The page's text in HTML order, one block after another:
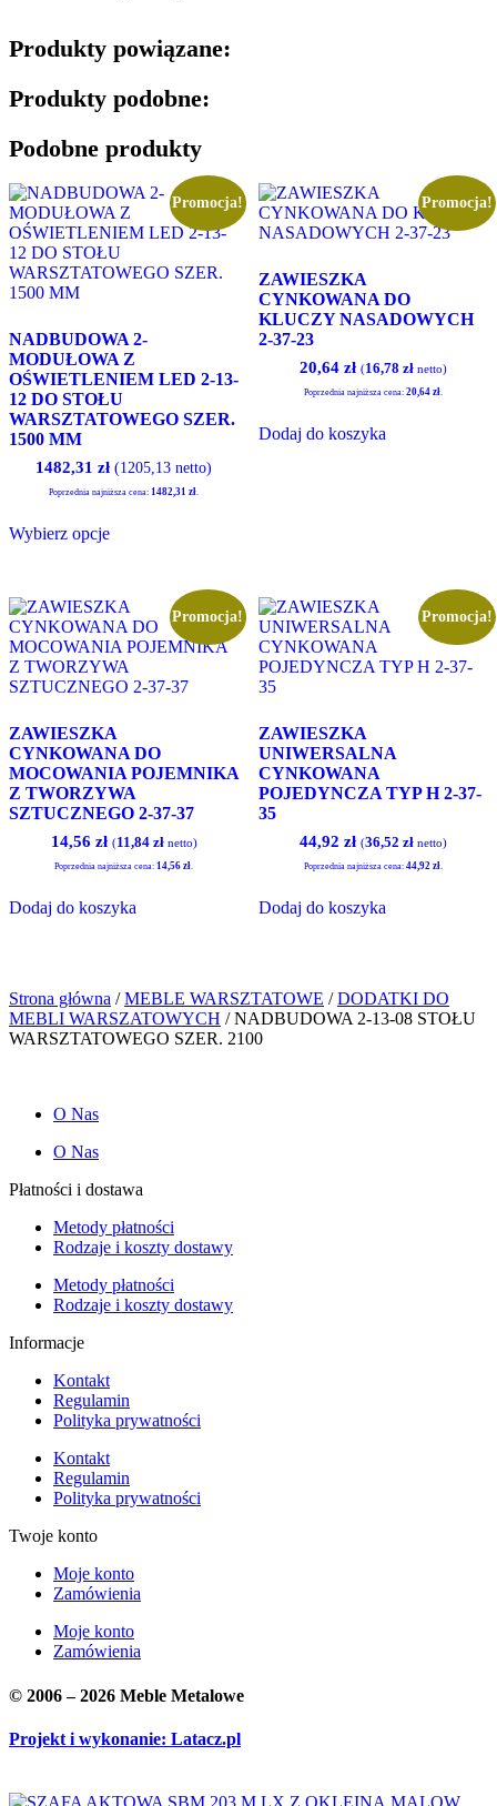
Produkty powiązane:
Produkty podobne:
Podobne produkty
Promocja!
NADBUDOWA 2-
MODUŁOWA Z
OŚWIETLENIEM LED 2-13-
12 DO STOŁU
WARSZTATOWEGO SZER.
1500 MM
1482,31zł (1205,13 netto)
Poprzednia najniższa cena:1482,31zł.
Wybierz opcjeprodukt
wariantów.
Opcje
można
wybrać
na
stronie
Promocja!
ZAWIESZKA
CYNKOWANA DO
KLUCZY NASADOWYCH
2-37-23
Pierwotna
wynosiła:
20,64 złAktualna
wynosi:
(16,78 złnetto)
Poprzednia najniższa cena: 20,64 zł.
Dodaj do koszyka
Promocja!
ZAWIESZKA
CYNKOWANA DO
MOCOWANIA POJEMNIKA
Z TWORZYWA
SZTUCZNEGO 2-37-37
Pierwotna
wynosiła:
14,56 złAktualna
wynosi:
(11,84 złnetto)
Poprzednia najniższa cena:14,56zł.
Dodaj do koszyka
Promocja!
ZAWIESZKA
UNIWERSALNA
CYNKOWANA
POJEDYNCZA TYP H 2-37-
35
Pierwotna
wynosiła:
44,92 złAktualna
wynosi:
(36,52 złnetto)
Poprzednia najniższa cena: 44,92 zł.
Dodaj do koszyka
Strona główna /MEBLE WARSZTATOWE /DODATKI DO
MEBLI WARSZATOWYCH / NADBUDOWA 2-13-08 STOŁU
WARSZTATOWEGO SZER. 2100
O Nas
O Nas
Płatności i dostawa
Metody płatności
Rodzaje i koszty dostawy
Metody płatności
Rodzaje i koszty dostawy
Informacje
Kontakt
Regulamin
Polityka prywatności
Kontakt
Regulamin
Polityka prywatności
Twoje konto
Moje konto
Zamówienia
Moje konto
Zamówienia
© 2006 – 2026 Meble Metalowe
Projekt i wykonanie: Latacz.pl